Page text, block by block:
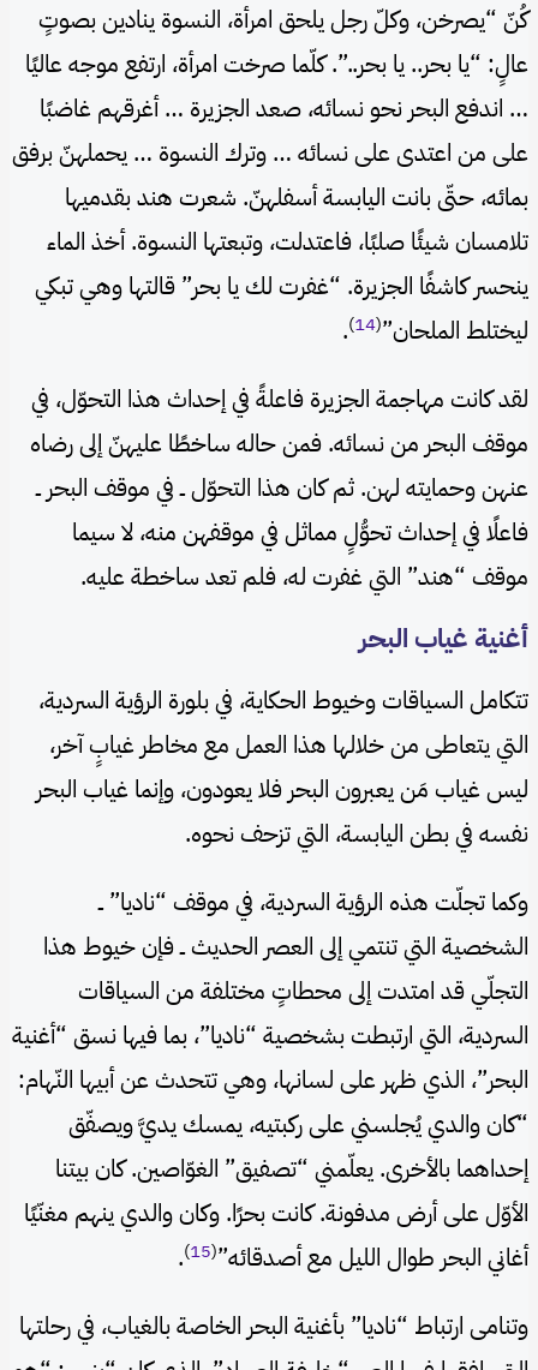
كُنّ “يصرخن، وكلّ رجل يلحق امرأة، النسوة ينادين بصوتٍ
عالٍ: “يا بحر.. يا بحر..”. كلّما صرخت امرأة، ارتفع موجه عاليًا
… اندفع البحر نحو نسائه، صعد الجزيرة … أغرقهم غاضبًا
على من اعتدى على نسائه … وترك النسوة … يحملهنّ برفق
بمائه، حتّى بانت اليابسة أسفلهنّ. شعرت هند بقدميها
تلامسان شيئًا صلبًا، فاعتدلت، وتبعتها النسوة. أخذ الماء
ينحسر كاشفًا الجزيرة. “غفرت لك يا بحر” قالتها وهي تبكي
ليختلط الملحان”(
14
)
.
لقد كانت مهاجمة الجزيرة فاعلةً في إحداث هذا التحوّل، في
موقف البحر من نسائه. فمن حاله ساخطًا عليهنّ إلى رضاه
عنهن وحمايته لهن. ثم كان هذا التحوّل ــ في موقف البحر ــ
فاعلًا في إحداث تحوُّلٍ مماثل في موقفهن منه، لا سيما
موقف “هند” التي غفرت له، فلم تعد ساخطة عليه.
أغنية غياب البحر
تتكامل السياقات وخيوط الحكاية، في بلورة الرؤية السردية،
التي يتعاطى من خلالها هذا العمل مع مخاطر غيابٍ آخر،
ليس غياب مَن يعبرون البحر فلا يعودون، وإنما غياب البحر
نفسه في بطن اليابسة، التي تزحف نحوه.
وكما تجلّت هذه الرؤية السردية، في موقف “ناديا” ــ
الشخصية التي تنتمي إلى العصر الحديث ــ فإن خيوط هذا
التجلّي قد امتدت إلى محطاتٍ مختلفة من السياقات
السردية، التي ارتبطت بشخصية “ناديا”، بما فيها نسق “أغنية
البحر”، الذي ظهر على لسانها، وهي تتحدث عن أبيها النّهام:
“كان والدي يُجلسني على ركبتيه، يمسك يديَّ ويصفّق
إحداهما بالأخرى. يعلّمني “تصفيق” الغوّاصين. كان بيتنا
الأوّل على أرض مدفونة. كانت بحرًا. وكان والدي ينهم مغنّيًا
أغاني البحر طوال الليل مع أصدقائه”(
15
)
.
وتنامى ارتباط “ناديا” بأغنية البحر الخاصة بالغياب، في رحلتها